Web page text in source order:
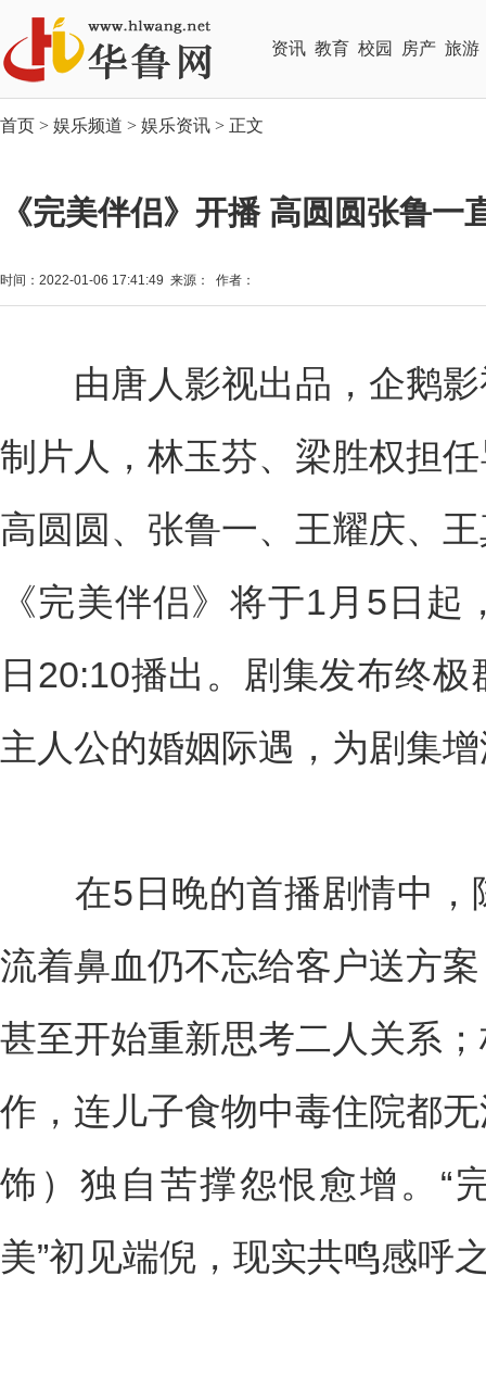
资讯 教育 校园 房产 旅游
首页 > 娱乐频道 > 娱乐资讯 > 正文
《完美伴侣》开播 高圆圆张鲁一
时间：2022-01-06 17:41:49 来源： 作者：
由唐人影视出品，企鹅影
制片人，林玉芬、梁胜权担
高圆圆、张鲁一、王耀庆、
《完美伴侣》将于1月5日
日20:10播出。剧集发布终
主人公的婚姻际遇，为剧集
在5日晚的首播剧情中，
流着鼻血仍不忘给客户送方
甚至开始重新思考二人关系
作，连儿子食物中毒住院都
饰）独自苦撑怨恨愈增。“
美”初见端倪，现实共鸣感呼